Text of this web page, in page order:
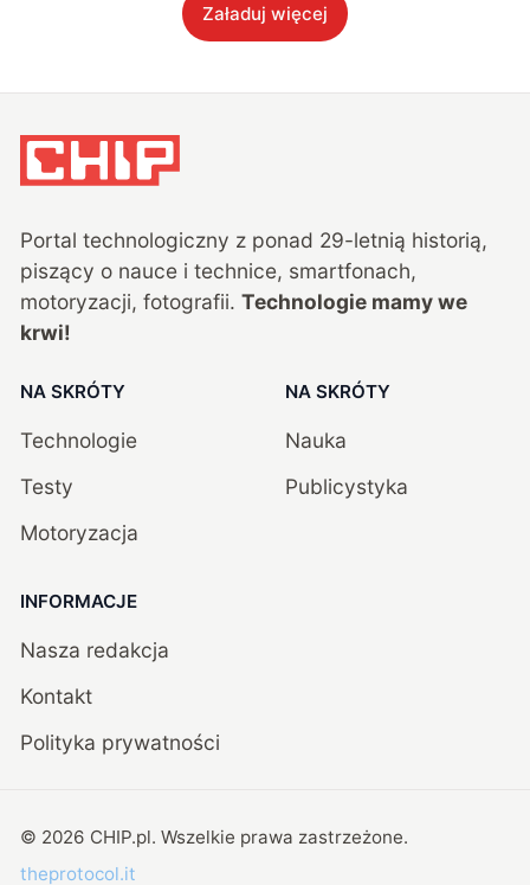
Załaduj więcej
Portal technologiczny z ponad 29-letnią historią,
piszący o nauce i technice, smartfonach,
motoryzacji, fotografii. Technologie mamy we
krwi!
NA SKRÓTY
Technologie
Testy
Motoryzacja
NA SKRÓTY
Nauka
Publicystyka
INFORMACJE
Nasza redakcja
Kontakt
Polityka prywatności
© 2026 CHIP.pl. Wszelkie prawa zastrzeżone.
theprotocol.it